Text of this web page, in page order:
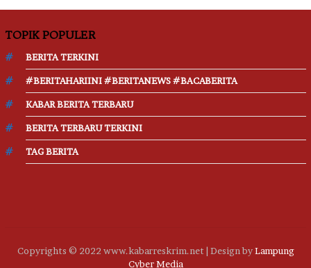
TOPIK POPULER
BERITA TERKINI
#BERITAHARIINI #BERITANEWS #BACABERITA
KABAR BERITA TERBARU
BERITA TERBARU TERKINI
TAG BERITA
Copyrights © 2022 www.kabarreskrim.net | Design byLampung
Cyber Media